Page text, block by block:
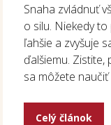
Snaha zvládnuť
o silu. Niekedy
ľahšie a zvyšuje
ďalšiemu.
sa môžete
Celý článok